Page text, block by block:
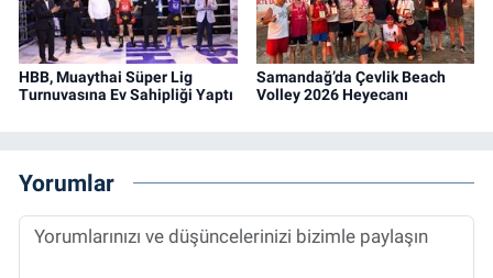
HBB, Muaythai Süper Lig
Turnuvasına Ev Sahipliği Yaptı
Samandağ’da Çevlik Beach
Volley 2026 Heyecanı
Yorumlar